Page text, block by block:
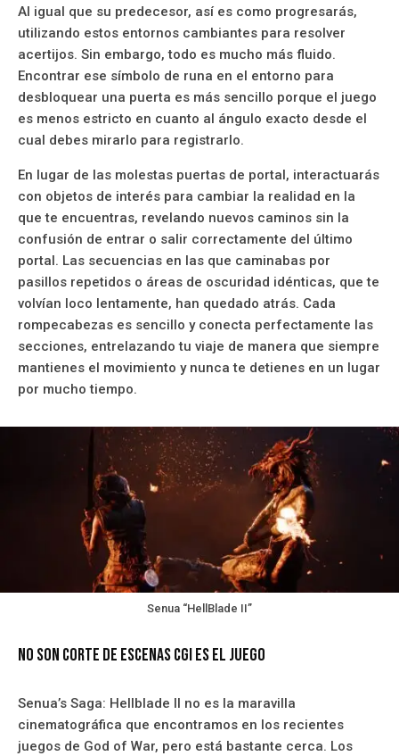
Al igual que su predecesor, así es como progresarás,
utilizando estos entornos cambiantes para resolver
acertijos. Sin embargo, todo es mucho más fluido.
Encontrar ese símbolo de runa en el entorno para
desbloquear una puerta es más sencillo porque el juego
es menos estricto en cuanto al ángulo exacto desde el
cual debes mirarlo para registrarlo.
En lugar de las molestas puertas de portal, interactuarás
con objetos de interés para cambiar la realidad en la
que te encuentras, revelando nuevos caminos sin la
confusión de entrar o salir correctamente del último
portal. Las secuencias en las que caminabas por
pasillos repetidos o áreas de oscuridad idénticas, que te
volvían loco lentamente, han quedado atrás. Cada
rompecabezas es sencillo y conecta perfectamente las
secciones, entrelazando tu viaje de manera que siempre
mantienes el movimiento y nunca te detienes en un lugar
por mucho tiempo.
Senua “HellBlade II”
No son corte de escenas CGI es el juego
Senua’s Saga: Hellblade II no es la maravilla
cinematográfica que encontramos en los recientes
juegos de God of War, pero está bastante cerca. Los